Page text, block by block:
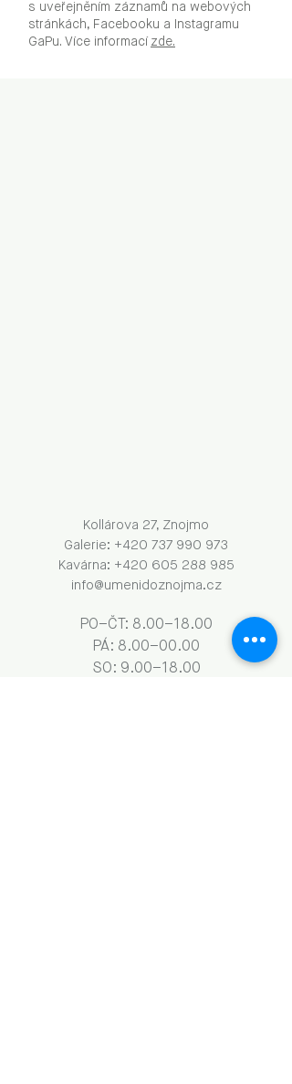
s uveřejněním záznamů na webových
stránkách, Facebooku a Instagramu
GaPu. Více informací zde.
Kollárova 27, Znojmo
Galerie: +420 737 990 973
Kavárna: +420 605 288 985
info@umenidoznojma.cz
PO–ČT: 8.00–18.00
​​​PÁ: 8.00–00.00
SO: 9.00–18.00